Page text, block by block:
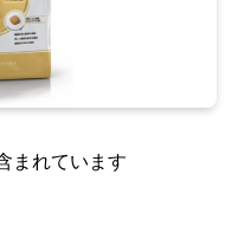
まれています